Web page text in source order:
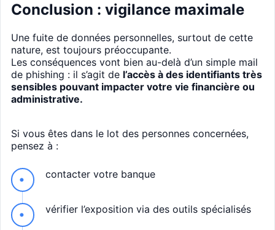
Conclusion : vigilance maximale
Une fuite de données personnelles, surtout de cette
nature, est toujours préoccupante.
Les conséquences vont bien au-delà d’un simple mail
de phishing : il s’agit de l’accès à des identifiants très
sensibles pouvant impacter votre vie financière ou
administrative.
Si vous êtes dans le lot des personnes concernées,
pensez à :
contacter votre banque
vérifier l’exposition via des outils spécialisés